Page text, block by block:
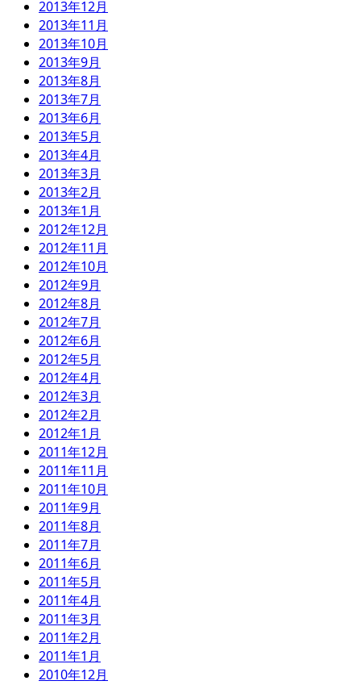
2013年12月
2013年11月
2013年10月
2013年9月
2013年8月
2013年7月
2013年6月
2013年5月
2013年4月
2013年3月
2013年2月
2013年1月
2012年12月
2012年11月
2012年10月
2012年9月
2012年8月
2012年7月
2012年6月
2012年5月
2012年4月
2012年3月
2012年2月
2012年1月
2011年12月
2011年11月
2011年10月
2011年9月
2011年8月
2011年7月
2011年6月
2011年5月
2011年4月
2011年3月
2011年2月
2011年1月
2010年12月